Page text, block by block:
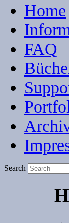
Home
FAQ
Search